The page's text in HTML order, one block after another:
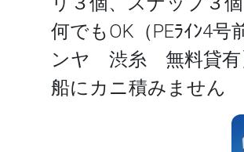
何でもOK（PEﾗｲﾝ4
ンヤ 渋糸 無料貸有
船にカニ積みません